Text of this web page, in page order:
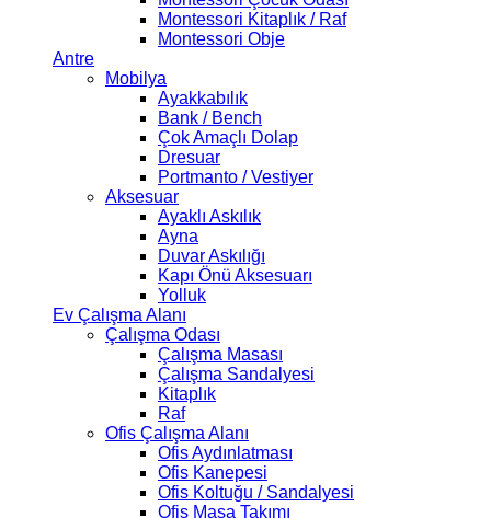
Montessori Kitaplık / Raf
Montessori Obje
Antre
Mobilya
Ayakkabılık
Bank / Bench
Çok Amaçlı Dolap
Dresuar
Portmanto / Vestiyer
Aksesuar
Ayaklı Askılık
Ayna
Duvar Askılığı
Kapı Önü Aksesuarı
Yolluk
Ev Çalışma Alanı
Çalışma Odası
Çalışma Masası
Çalışma Sandalyesi
Kitaplık
Raf
Ofis Çalışma Alanı
Ofis Aydınlatması
Ofis Kanepesi
Ofis Koltuğu / Sandalyesi
Ofis Masa Takımı